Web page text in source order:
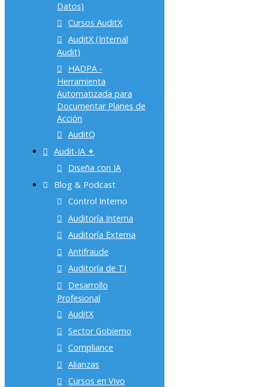
Datos)
Cursos AuditX
AuditX (Internal
Audit)
HADPA -
Herramienta
Automatizada para
Documentar Planes de
Acción
AuditQ
Audit-IA ✦
Diseña con IA
Blog & Podcast
Control Interno
Auditoría Interna
Auditoría Externa
Antifraude
Auditoría de TI
Desarrollo
Profesional
AuditX
Sector Gobierno
Compliance
Alianzas
Cursos en Vivo